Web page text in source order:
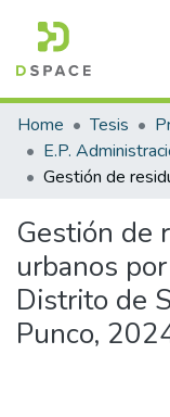
Communities &
All of DSpace
Statistics
Home Tesis
Gestión de
urbanos
Distrito de
Punco,